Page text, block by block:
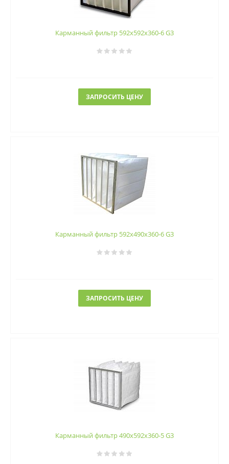
Карманный фильтр 592х592х360-6 G3
ЗАПРОСИТЬ ЦЕНУ
Карманный фильтр 592х490х360-6 G3
ЗАПРОСИТЬ ЦЕНУ
Карманный фильтр 490х592х360-5 G3